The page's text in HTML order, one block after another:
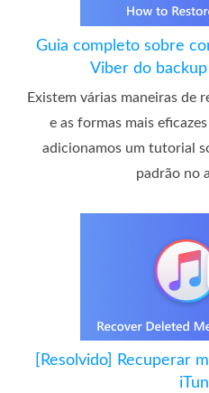
Guia completo sobre
Viber do
Existem várias maneiras de
e as formas mais
adicionamos um tutorial
padrão no
[Resolvido] Recuperar